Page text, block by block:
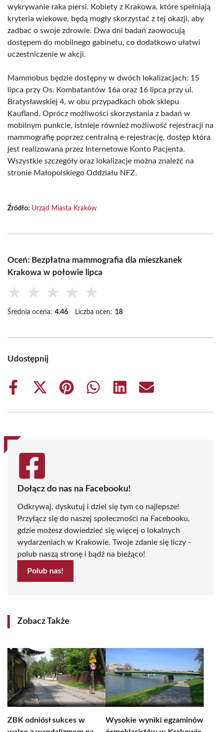
wykrywanie raka piersi. Kobiety z Krakowa, które spełniają
kryteria wiekowe, będą mogły skorzystać z tej okazji, aby
zadbać o swoje zdrowie. Dwa dni badań zaowocują
dostępem do mobilnego gabinetu, co dodatkowo ułatwi
uczestniczenie w akcji.
Mammobus będzie dostępny w dwóch lokalizacjach: 15
lipca przy Os. Kombatantów 16a oraz 16 lipca przy ul.
Bratysławskiej 4, w obu przypadkach obok sklepu
Kaufland. Oprócz możliwości skorzystania z badań w
mobilnym punkcie, istnieje również możliwość rejestracji na
mammografię poprzez centralną e-rejestrację, dostęp która
jest realizowana przez Internetowe Konto Pacjenta.
Wszystkie szczegóły oraz lokalizacje można znaleźć na
stronie Małopolskiego Oddziału NFZ.
Źródło: Urząd Miasta Kraków
Oceń: Bezpłatna mammografia dla mieszkanek
Krakowa w połowie lipca
★ ★ ★ ★ ★
Średnia ocena: 4.46 Liczba ocen: 18
Udostępnij
Share
Share
(Twitter)
Share
Share
Share
Share
Dołącz do nas na Facebooku!
Odkrywaj, dyskutuj i dziel się tym co najlepsze!
Przyłącz się do naszej społeczności na Facebooku,
gdzie możesz dowiedzieć się więcej o lokalnych
wydarzeniach w Krakowie. Twoje zdanie się liczy -
polub naszą stronę i bądź na bieżąco!
Polub nas!
Zobacz Także
ZBK odniósł sukces w
Wysokie wyniki egzaminów